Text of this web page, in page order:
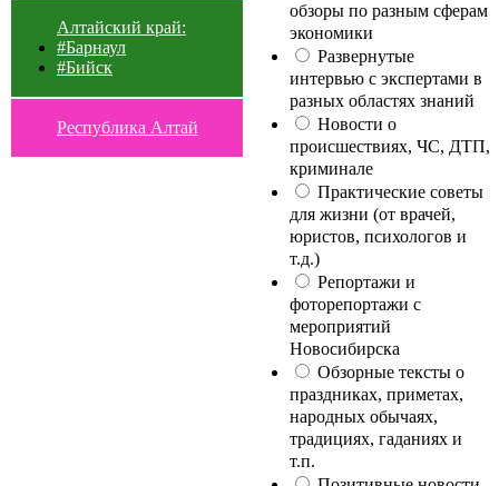
Алтайский край:
#Барнаул
#Бийск
Республика Алтай
обзоры по разным сферам
экономики
Развернутые
интервью с экспертами в
разных областях знаний
Новости о
происшествиях, ЧС, ДТП,
криминале
Практические советы
для жизни (от врачей,
юристов, психологов и
т.д.)
Репортажи и
фоторепортажи с
мероприятий
Новосибирска
Обзорные тексты о
праздниках, приметах,
народных обычаях,
традициях, гаданиях и
т.п.